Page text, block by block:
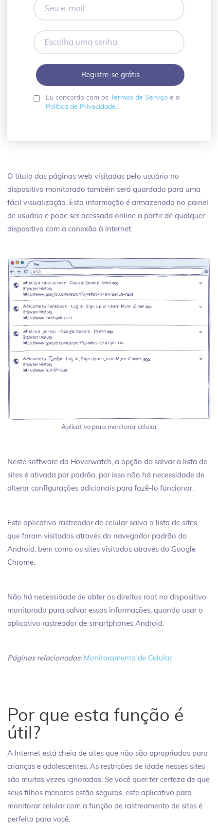
e-
mail
Escolha
uma
senha
Eu concordo com os Termos de Serviçoe a
Política de Privacidade
O título das páginas web visitadas pelo usuário no
dispositivo monitorado também será guardado para uma
fácil visualização. Esta informação é armazenada no painel
de usuário e pode ser acessada online a partir de qualquer
dispositivo com a conexão à Internet.
Aplicativo para monitorar celular
Neste software da Hoverwatch, a opção de salvar a lista de
sites é ativada por padrão, por isso não há necessidade de
alterar configurações adicionais para fazê-lo funcionar.
Este aplicativo rastreador de celular salva a lista de sites
que foram visitados através do navegador padrão do
Android, bem como os sites visitados através do Google
Chrome.
Não há necessidade de obter os direitos root no dispositivo
monitorado para salvar essas informações, quando usar o
aplicativo rastreador de smartphones Android.
Páginas relacionadas: Monitoramento de Celular
Por que esta função é
útil?
A Internet está cheia de sites que não são apropriados para
crianças e adolescentes. As restrições de idade nesses sites
são muitas vezes ignoradas. Se você quer ter certeza de que
seus filhos menores estão seguros, este aplicativo para
monitorar celular com a função de rastreamento de sites é
perfeito para você.